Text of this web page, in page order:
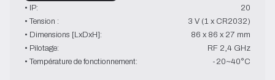
• IP:
20
• Tension :
3 V (1 x CR2032)
• Dimensions [LxDxH]:
86 x 86 x 27 mm
• Pilotage:
RF 2,4 GHz
• Température de fonctionnement:
-20~40°C